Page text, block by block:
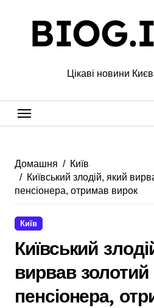
Цікаві новини
Домашня
Київ
Київський злодій, який
пенсіонера, отримав вирок
Київ
Київський
вирвав
пенсіонера,